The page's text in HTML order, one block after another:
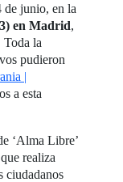
de junio, en la
en Madrid,
la
pudieron
|
a esta
‘Alma Libre’
realiza
ciudadanos